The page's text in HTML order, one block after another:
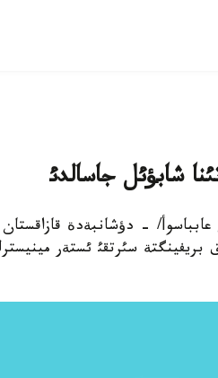
شابؤئل جاسالدئ
عابباسوأ/ - دؤشانبةدة
بريفينگتة سئرتقئ ئستةر